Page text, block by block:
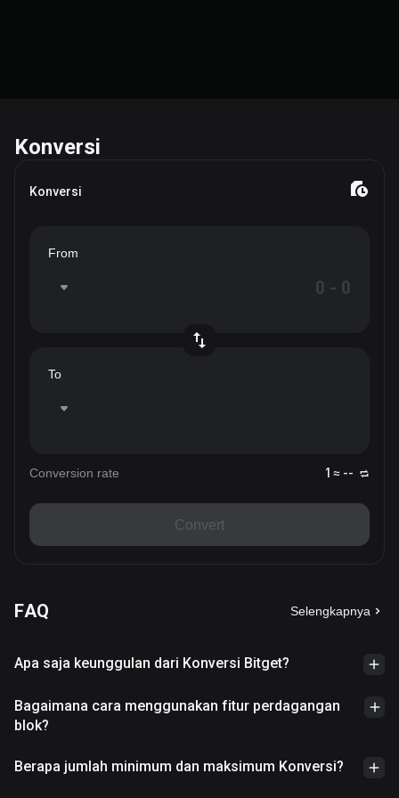
Konversi
Konversi
From
To
Conversion rate 1 ≈ --
Convert
FAQ Selengkapnya
Apa saja keunggulan dari Konversi Bitget?
Bagaimana cara menggunakan fitur perdagangan
blok?
Berapa jumlah minimum dan maksimum Konversi?